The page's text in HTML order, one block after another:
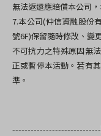
無法返還應賠償本公司
7.本公司(仲信資融股份
號6F)保留隨時修改、變
不可抗力之特殊原因無
正或暫停本活動。若有
準。